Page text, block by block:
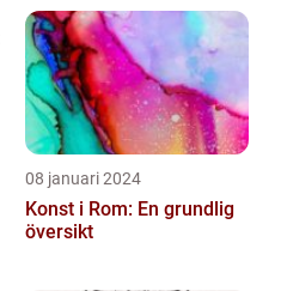
08 januari 2024
Konst i Rom: En grundlig
översikt